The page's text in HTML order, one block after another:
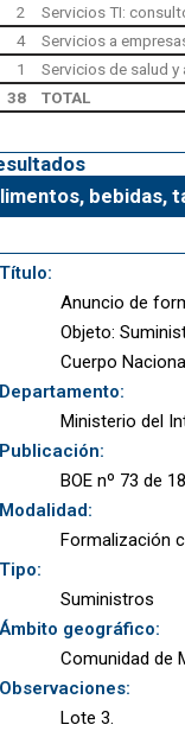
2
Servicios TI:
4
Servicios a
1
Servicios de salud
38
TOTAL
bebidas,
Título:
Anuncio de
Objeto:
Cuerpo
Departamento:
Ministerio del
Publicación:
BOE nº 73 de
Modalidad:
Formalización
Tipo:
Suministros
Ámbito geográfico:
Comunidad de
Observaciones:
Lote 3.